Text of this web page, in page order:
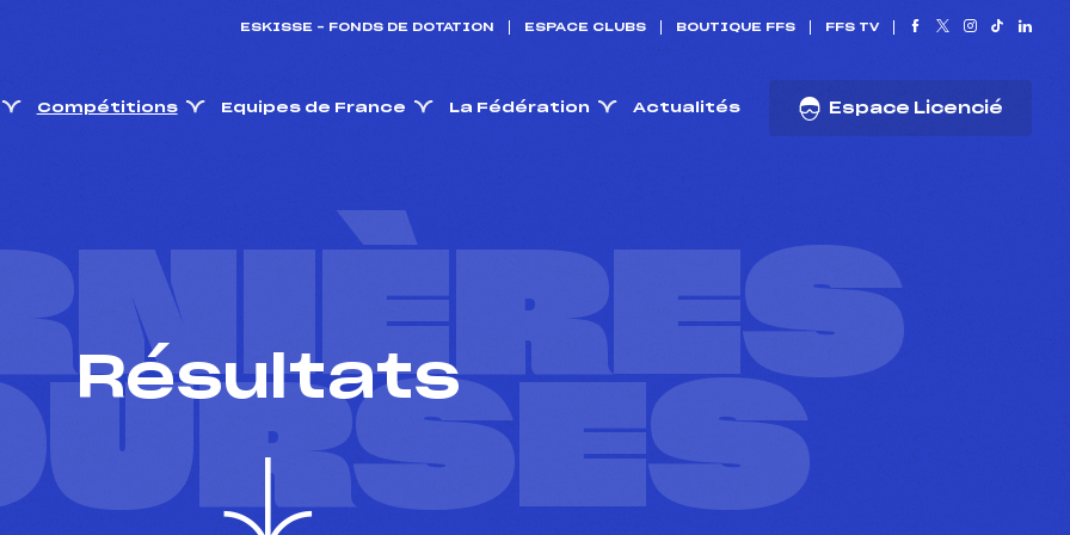
ESKISSE – FONDS DE DOTATION ESPACE CLUBS BOUTIQUE FFS FFS TV
Compétitions Equipes de France La Fédération Actualités Espace Licencié
Résultats